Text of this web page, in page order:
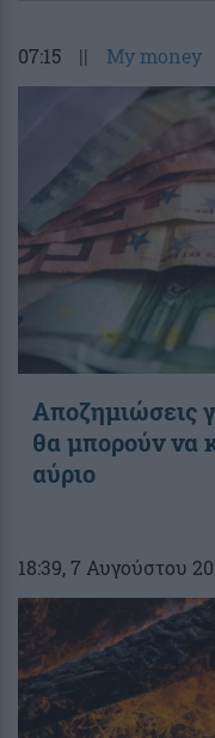
07:15 || My money
Αποζημιώσεις
θα μπορούν να
αύριο
18:39, 7 Αυγούστου